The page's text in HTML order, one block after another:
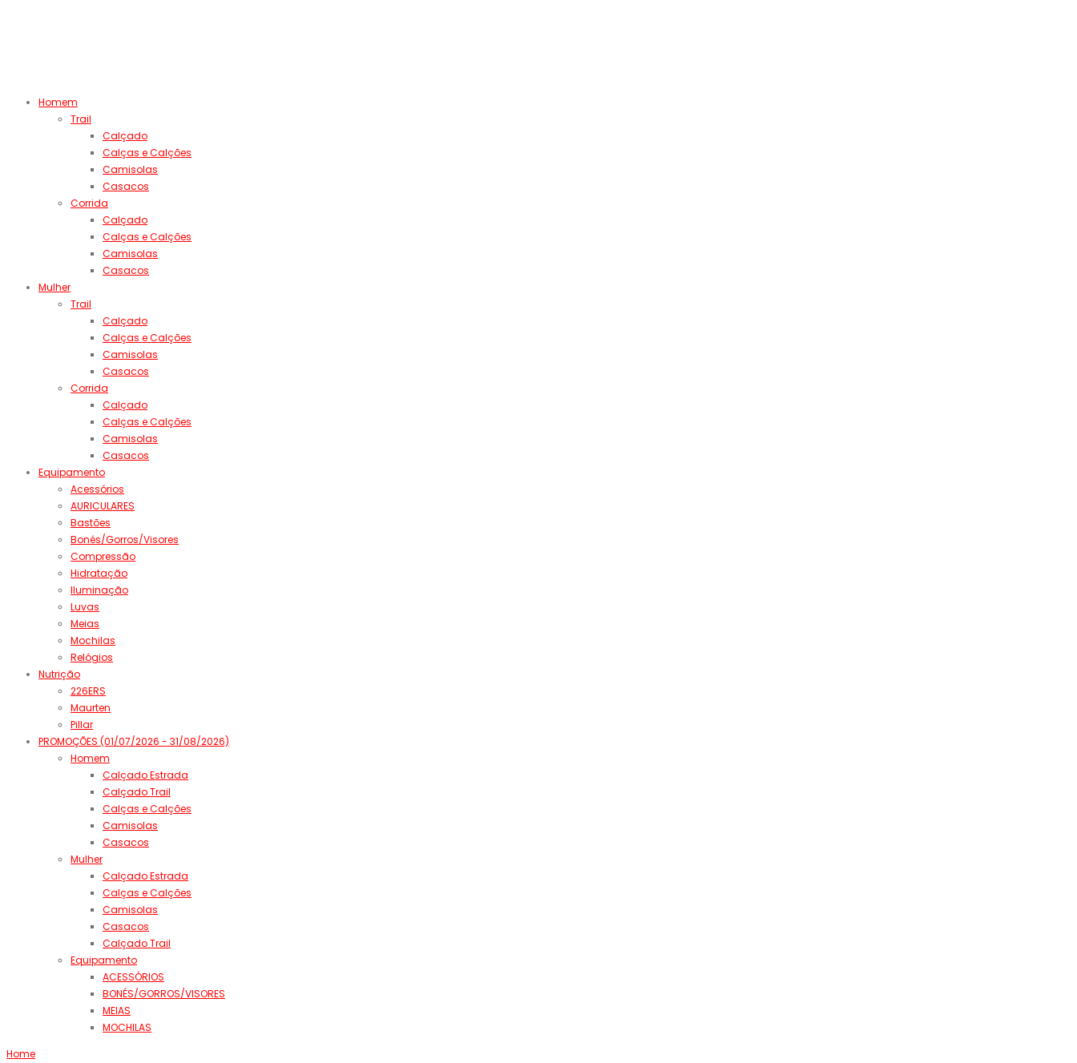
Homem
Trail
Calçado
Calças e Calções
Camisolas
Casacos
Corrida
Calçado
Calças e Calções
Camisolas
Casacos
Mulher
Trail
Calçado
Calças e Calções
Camisolas
Casacos
Corrida
Calçado
Calças e Calções
Camisolas
Casacos
Equipamento
Acessórios
AURICULARES
Bastões
Bonés/Gorros/Visores
Compressão
Hidratação
Iluminação
Luvas
Meias
Mochilas
Relógios
Nutrição
226ERS
Maurten
Pillar
PROMOÇÕES (01/07/2026 - 31/08/2026)
Homem
Calçado Estrada
Calçado Trail
Calças e Calções
Camisolas
Casacos
Mulher
Calçado Estrada
Calças e Calções
Camisolas
Casacos
Calçado Trail
Equipamento
ACESSÓRIOS
BONÉS/GORROS/VISORES
MEIAS
MOCHILAS
Home